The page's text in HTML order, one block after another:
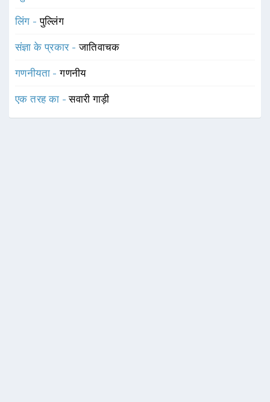
लिंग -पुल्लिंग
संज्ञा के प्रकार -जातिवाचक
गणनीयता -गणनीय
एक तरह का -सवारी गाड़ी